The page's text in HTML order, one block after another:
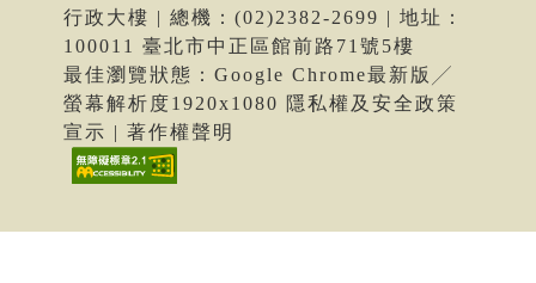
行政大樓 | 總機：(02)2382-2699 | 地址：
100011 臺北市中正區館前路71號5樓
最佳瀏覽狀態：Google Chrome最新版╱
螢幕解析度1920x1080 隱私權及安全政策
宣示 | 著作權聲明